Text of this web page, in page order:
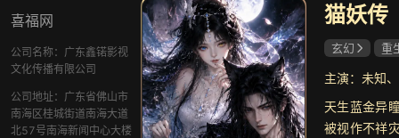
喜福网
公司名称：广东鑫锘影视
文化传播有限公司
公司地址：广东省佛山市
南海区桂城街道南海大道
北57号南海新闻中心大楼
猫妖传
玄幻 重
主演：未知
天生蓝金异
被视作不祥